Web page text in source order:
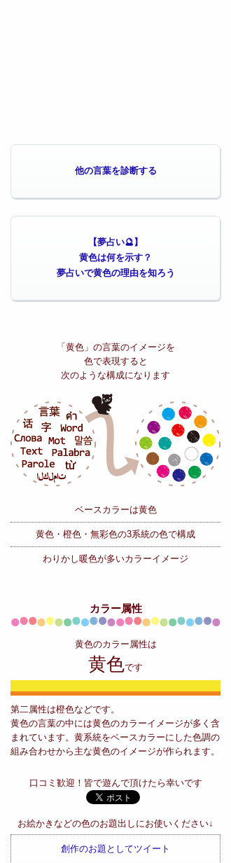
他の言葉を診断する
【夢占い🔮】
黄色は何を示す？
夢占いで黄色の理由を知ろう
「黄色」の言葉のイメージを
色で表現すると
次のような構成になります
ベースカラーは黄色
黄色・橙色・無彩色の3系統の色で構成
わりかし暖色が多いカラーイメージ
カラー属性
黄色のカラー属性は
黄色です
第二属性は橙色などです。
黄色の言葉の中には黄色のカラーイメージが多く含
まれています。黄系統をベースカラーにした色調の
組み合わせから主な黄色のイメージが作られます。
口コミ歓迎！皆で遊んで頂けたら幸いです
お絵かきなどの色のお題出しにお使いください↓
創作のお題としてツイート